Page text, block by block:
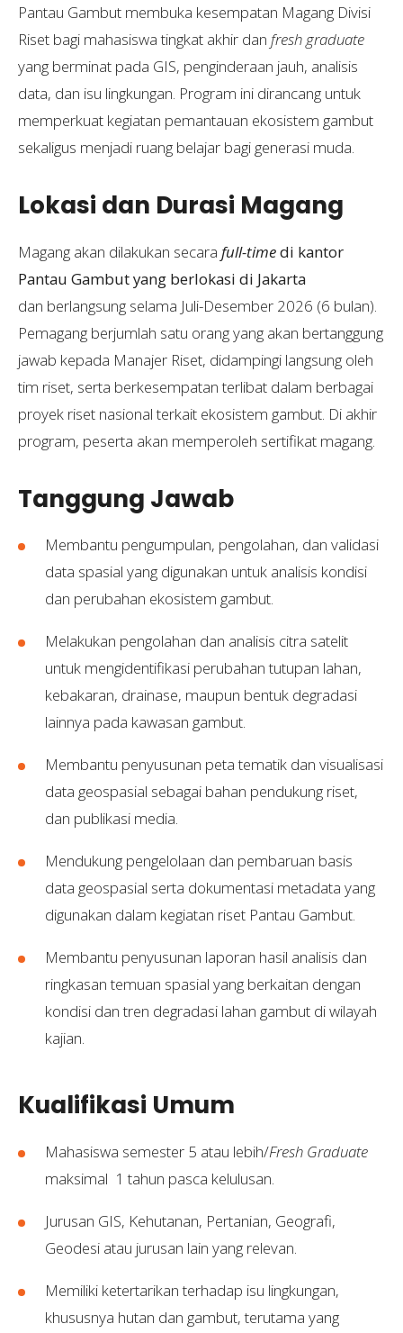
Pantau Gambut membuka kesempatan Magang Divisi
Riset bagi mahasiswa tingkat akhir dan fresh graduate
yang berminat pada GIS, penginderaan jauh, analisis
data, dan isu lingkungan. Program ini dirancang untuk
memperkuat kegiatan pemantauan ekosistem gambut
sekaligus menjadi ruang belajar bagi generasi muda.
Lokasi dan Durasi Magang
Magang akan dilakukan secara full-timedi kantor
Pantau Gambut yang berlokasi di Jakarta
dan berlangsung selama Juli-Desember 2026 (6 bulan).
Pemagang berjumlah satu orang yang akan bertanggung
jawab kepada Manajer Riset, didampingi langsung oleh
tim riset, serta berkesempatan terlibat dalam berbagai
proyek riset nasional terkait ekosistem gambut. Di akhir
program, peserta akan memperoleh sertifikat magang.
Tanggung Jawab
Membantu pengumpulan, pengolahan, dan validasi
data spasial yang digunakan untuk analisis kondisi
dan perubahan ekosistem gambut.
Melakukan pengolahan dan analisis citra satelit
untuk mengidentifikasi perubahan tutupan lahan,
kebakaran, drainase, maupun bentuk degradasi
lainnya pada kawasan gambut.
Membantu penyusunan peta tematik dan visualisasi
data geospasial sebagai bahan pendukung riset,
dan publikasi media.
Mendukung pengelolaan dan pembaruan basis
data geospasial serta dokumentasi metadata yang
digunakan dalam kegiatan riset Pantau Gambut.
Membantu penyusunan laporan hasil analisis dan
ringkasan temuan spasial yang berkaitan dengan
kondisi dan tren degradasi lahan gambut di wilayah
kajian.
Kualifikasi Umum
Mahasiswa semester 5 atau lebih/Fresh Graduate
maksimal 1 tahun pasca kelulusan.
Jurusan GIS, Kehutanan, Pertanian, Geografi,
Geodesi atau jurusan lain yang relevan.
Memiliki ketertarikan terhadap isu lingkungan,
khususnya hutan dan gambut, terutama yang